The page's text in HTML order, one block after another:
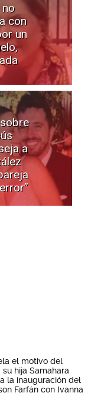
no
con
un
a
el motivo del
hija Samahara
la inauguración del
Farfán con Ivanna